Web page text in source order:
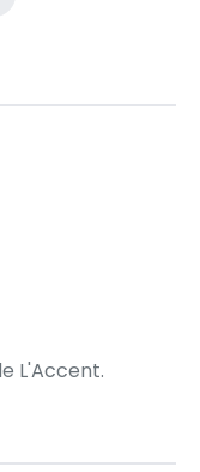
L'Accent.